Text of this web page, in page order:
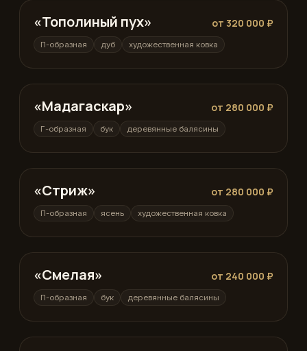
П-образная
«Тополиный пух» от 320 000 ₽
П-образная дуб художественная ковка
Г-образная
«Мадагаскар» от 280 000 ₽
Г-образная бук деревянные балясины
П-образная
«Стриж» от 280 000 ₽
П-образная ясень художественная ковка
П-образная
«Смелая» от 240 000 ₽
П-образная бук деревянные балясины